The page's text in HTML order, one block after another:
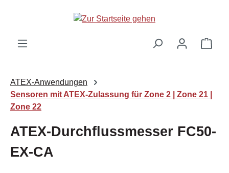
Zum Hauptinhalt springen
ATEX-Anwendungen
Sensoren mit ATEX-Zulassung für Zone 2 | Zone 21 |
Zone 22
ATEX-Durchflussmesser FC50-
EX-CA